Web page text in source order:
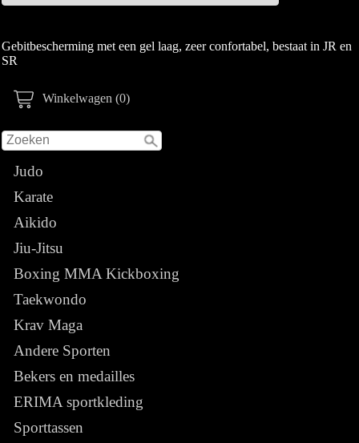
Winkelwagen (0)
Judo
Karate
Aikido
Jiu-Jitsu
Boxing MMA Kickboxing
Taekwondo
Krav Maga
Andere Sporten
Bekers en medailles
ERIMA sportkleding
Sporttassen
Gebitbescherming met een gel laag, zeer confortabel, bestaat in JR en
SR